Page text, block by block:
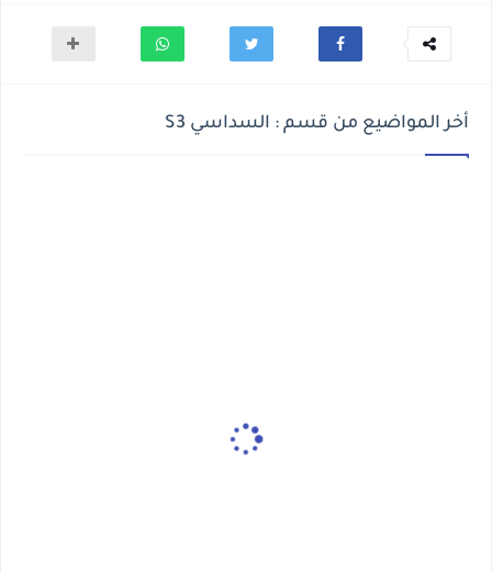
أخر المواضيع من قسم : السداسي S3